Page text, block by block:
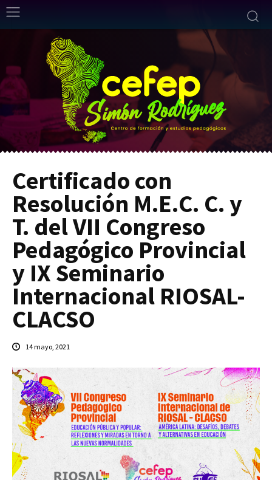
Certificado con
Resolución M.E.C. C. y
T. del VII Congreso
Pedagógico Provincial
y IX Seminario
Internacional RIOSAL-
CLACSO
14 mayo, 2021